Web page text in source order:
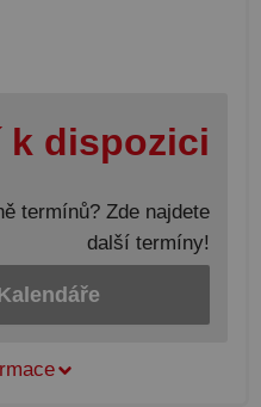
k dispozici
termínů? Zde najdete
další termíny!